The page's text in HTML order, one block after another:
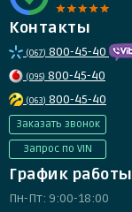
Контакты
(067) 800-45-40
(095) 800-45-40
(063) 800-45-40
Заказать звонок
Запрос по VIN
График работы
Пн-Пт: 9:00-18:00